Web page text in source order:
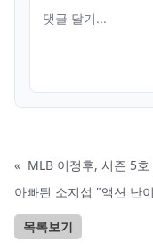
« MLB 이정후, 시즌 5
아빠된 소지섭 "액션 난
목록보기